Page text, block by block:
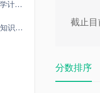
第三阶段：人工智能基础-Python科学计算和可视化
第四阶段：人工智能基础-高等数学知识强化
截止
分数排序